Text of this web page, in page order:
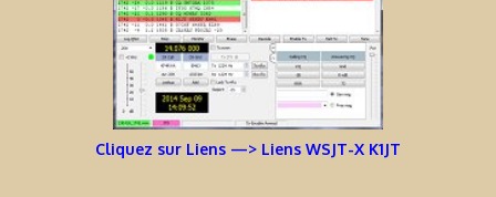
Cliquez sur Liens —> Liens WSJT-X K1JT